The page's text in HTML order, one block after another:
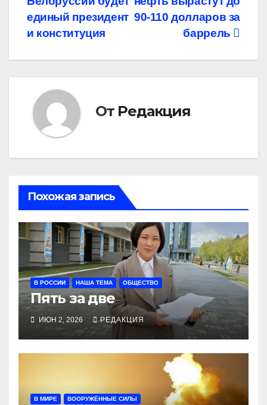
записям
90-110 долларов за
баррель
единый президент
и конституция
От Редакция
Похожая запись
В РОССИИ НАША ТЕМА ОБЩЕСТВО
Пять за две
ИЮН 2, 2026 РЕДАКЦИЯ
В МИРЕ ВООРУЖЁННЫЕ СИЛЫ